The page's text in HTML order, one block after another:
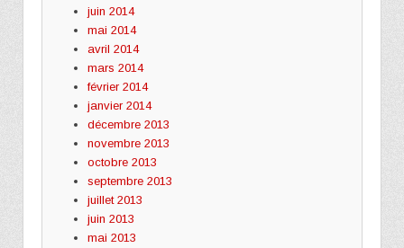
juin 2014
mai 2014
avril 2014
mars 2014
février 2014
janvier 2014
décembre 2013
novembre 2013
octobre 2013
septembre 2013
juillet 2013
juin 2013
mai 2013